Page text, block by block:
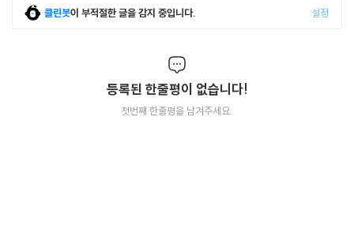
클린봇이 부적절한 글을 감지 중입니다. 설정
등록된 한줄평이 없습니다!
첫번째 한줄평을 남겨주세요.